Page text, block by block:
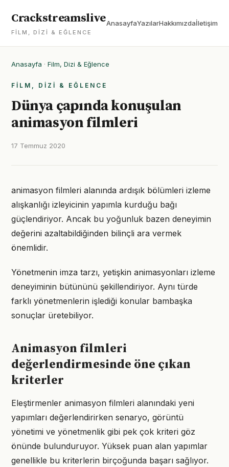
Crackstreamslive
FILM, DIZI & EĞLENCE
AnasayfaYazılarHakkımızdaİletişim
Anasayfa · Film, Dizi & Eğlence
FILM, DIZI & EĞLENCE
Dünya çapında konuşulan
animasyon filmleri
17 Temmuz 2020
animasyon filmleri alanında ardışık bölümleri izleme
alışkanlığı izleyicinin yapımla kurduğu bağı
güçlendiriyor. Ancak bu yoğunluk bazen deneyimin
değerini azaltabildiğinden bilinçli ara vermek
önemlidir.
Yönetmenin imza tarzı, yetişkin animasyonları izleme
deneyiminin bütününü şekillendiriyor. Aynı türde
farklı yönetmenlerin işlediği konular bambaşka
sonuçlar üretebiliyor.
Animasyon filmleri
değerlendirmesinde öne çıkan
kriterler
Eleştirmenler animasyon filmleri alanındaki yeni
yapımları değerlendirirken senaryo, görüntü
yönetimi ve yönetmenlik gibi pek çok kriteri göz
önünde bulunduruyor. Yüksek puan alan yapımlar
genellikle bu kriterlerin birçoğunda başarı sağlıyor.